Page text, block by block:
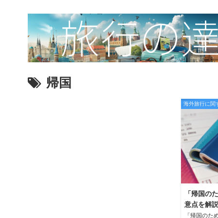
帰国
海外旅行に関
「帰国の
意点を解説
「帰国のた